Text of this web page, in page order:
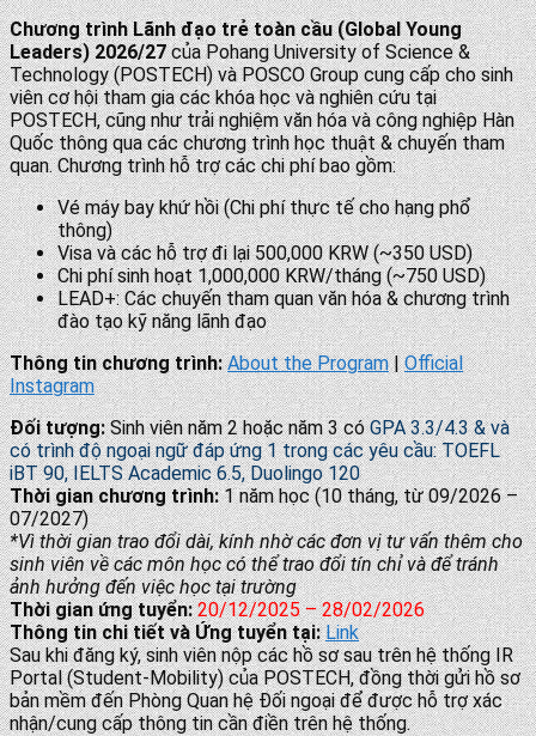
Chương trình Lãnh đạo trẻ toàn cầu (Global Young
Leaders) 2026/27của Pohang University of Science &
Technology (POSTECH) và POSCO Group cung cấp cho sinh
viên cơ hội tham gia các khóa học và nghiên cứu tại
POSTECH, cũng như trải nghiệm văn hóa và công nghiệp Hàn
Quốc thông qua các chương trình học thuật & chuyến tham
quan. Chương trình hỗ trợ các chi phí bao gồm:
Vé máy bay khứ hồi (Chi phí thực tế cho hạng phổ
thông)
Visa và các hỗ trợ đi lại 500,000 KRW (~350 USD)
Chi phí sinh hoạt 1,000,000 KRW/tháng (~750 USD)
LEAD+: Các chuyến tham quan văn hóa & chương trình
đào tạo kỹ năng lãnh đạo
Thông tin chương trình:About the Program|Official
Instagram
Đối tượng:Sinh viên năm 2 hoặc năm 3 cóGPA 3.3/4.3 & và
có trình độ ngoại ngữ đáp ứng 1 trong các yêu cầu: TOEFL
iBT 90, IELTS Academic 6.5, Duolingo 120
Thời gian chương trình:1 năm học (10 tháng, từ 09/2026 –
07/2027)
*Vì thời gian trao đổi dài, kính nhờ các đơn vị tư vấn thêm cho
sinh viên về các môn học có thể trao đổi tín chỉ và để tránh
ảnh hưởng đến việc học tại trường
Thời gian ứng tuyển:20/12/2025 – 28/02/2026
Thông tin chi tiết và Ứng tuyển tại: Link
Sau khi đăng ký, sinh viên nộp các hồ sơ sau trên hệ thống IR
Portal (Student-Mobility) của POSTECH, đồng thời gửi hồ sơ
bản mềm đến Phòng Quan hệ Đối ngoại để được hỗ trợ xác
nhận/cung cấp thông tin cần điền trên hệ thống.